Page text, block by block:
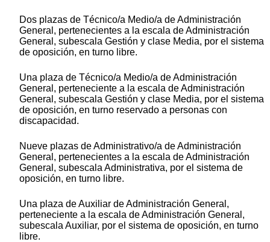
Dos plazas de Técnico/a Medio/a de Administración
General, pertenecientes a la escala de Administración
General, subescala Gestión y clase Media, por el sistema
de oposición, en turno libre.
Una plaza de Técnico/a Medio/a de Administración
General, perteneciente a la escala de Administración
General, subescala Gestión y clase Media, por el sistema
de oposición, en turno reservado a personas con
discapacidad.
Nueve plazas de Administrativo/a de Administración
General, pertenecientes a la escala de Administración
General, subescala Administrativa, por el sistema de
oposición, en turno libre.
Una plaza de Auxiliar de Administración General,
perteneciente a la escala de Administración General,
subescala Auxiliar, por el sistema de oposición, en turno
libre.